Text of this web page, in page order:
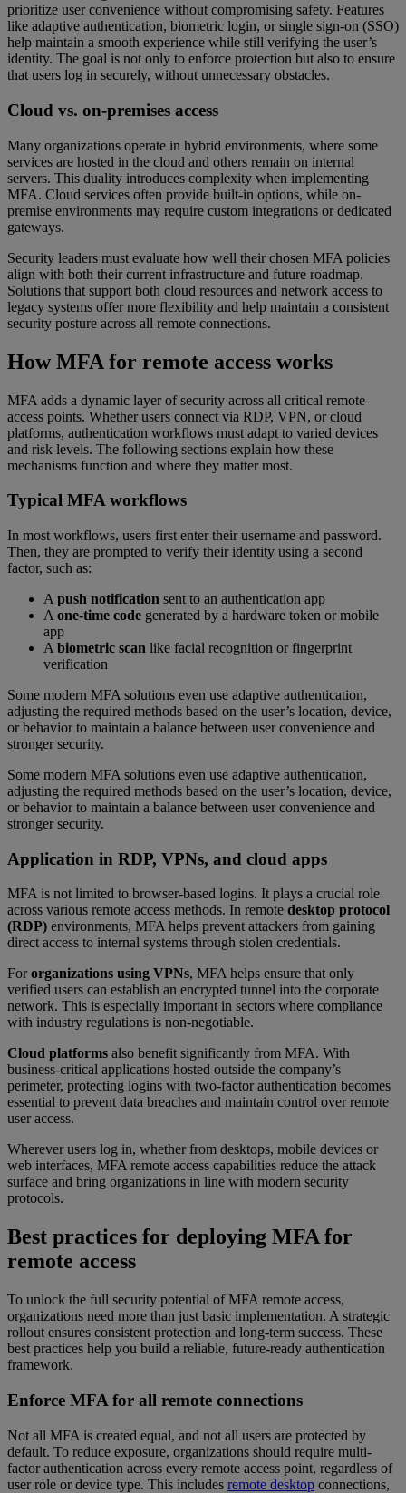
prioritize user convenience without compromising safety. Features
like adaptive authentication, biometric login, or single sign-on (SSO)
help maintain a smooth experience while still verifying the user’s
identity. The goal is not only to enforce protection but also to ensure
that users log in securely, without unnecessary obstacles.
Cloud vs. on-premises access
Many organizations operate in hybrid environments, where some
services are hosted in the cloud and others remain on internal
servers. This duality introduces complexity when implementing
MFA. Cloud services often provide built-in options, while on-
premise environments may require custom integrations or dedicated
gateways.
Security leaders must evaluate how well their chosen MFA policies
align with both their current infrastructure and future roadmap.
Solutions that support both cloud resources and network access to
legacy systems offer more flexibility and help maintain a consistent
security posture across all remote connections.
How MFA for remote access works
MFA adds a dynamic layer of security across all critical remote
access points. Whether users connect via RDP, VPN, or cloud
platforms, authentication workflows must adapt to varied devices
and risk levels. The following sections explain how these
mechanisms function and where they matter most.
Typical MFA workflows
In most workflows, users first enter their username and password.
Then, they are prompted to verify their identity using a second
factor, such as:
A push notification sent to an authentication app
A one-time code generated by a hardware token or mobile
app
A biometric scan like facial recognition or fingerprint
verification
Some modern MFA solutions even use adaptive authentication,
adjusting the required methods based on the user’s location, device,
or behavior to maintain a balance between user convenience and
stronger security.
Some modern MFA solutions even use adaptive authentication,
adjusting the required methods based on the user’s location, device,
or behavior to maintain a balance between user convenience and
stronger security.
Application in RDP, VPNs, and cloud apps
MFA is not limited to browser-based logins. It plays a crucial role
across various remote access methods. In remote desktop protocol
(RDP) environments, MFA helps prevent attackers from gaining
direct access to internal systems through stolen credentials.
Fororganizations using VPNs, MFA helps ensure that only
verified users can establish an encrypted tunnel into the corporate
network. This is especially important in sectors where compliance
with industry regulations is non-negotiable.
Cloud platforms also benefit significantly from MFA. With
business-critical applications hosted outside the company’s
perimeter, protecting logins with two-factor authentication becomes
essential to prevent data breaches and maintain control over remote
user access.
Wherever users log in, whether from desktops, mobile devices or
web interfaces, MFA remote access capabilities reduce the attack
surface and bring organizations in line with modern security
protocols.
Best practices for deploying MFA for
remote access
To unlock the full security potential of MFA remote access,
organizations need more than just basic implementation. A strategic
rollout ensures consistent protection and long-term success. These
best practices help you build a reliable, future-ready authentication
framework.
Enforce MFA for all remote connections
Not all MFA is created equal, and not all users are protected by
default. To reduce exposure, organizations should require multi-
factor authentication across every remote access point, regardless of
user role or device type. This includes remote desktop connections,